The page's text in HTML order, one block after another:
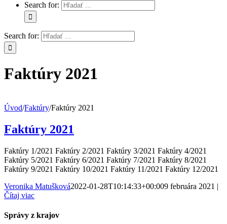
Search for:
Search for:
Faktúry 2021
Úvod/Faktúry/Faktúry 2021
Faktúry 2021
Faktúry 1/2021 Faktúry 2/2021 Faktúry 3/2021 Faktúry 4/2021
Faktúry 5/2021 Faktúry 6/2021 Faktúry 7/2021 Faktúry 8/2021
Faktúry 9/2021 Faktúry 10/2021 Faktúry 11/2021 Faktúry 12/2021
Veronika Matušková2022-01-28T10:14:33+00:009 februára 2021 |
Čítaj viac
Správy z krajov